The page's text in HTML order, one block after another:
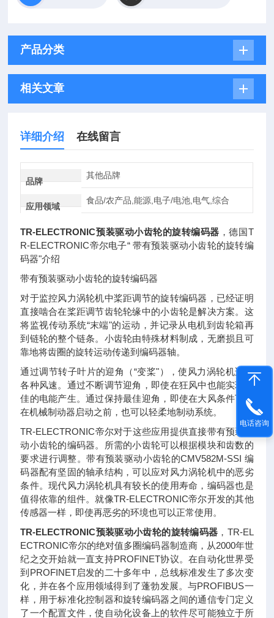
产品分类
相关文章
详细介绍 在线留言
品牌
其他品牌
应用领域
食品/农产品,能源,电子/电池,电气,综合
TR-ELECTRONIC预装驱动小齿轮的旋转编码器 ，德国T
R-ELECTRONIC帝尔电子“ 带有预装驱动小齿轮的旋转编
码器"介绍
带有预装驱动小齿轮的旋转编码器
对于监控风力涡轮机中桨距调节的旋转编码器，已经证明
直接啮合在桨距调节齿轮轮缘中的小齿轮是解决方案。这
将监视传动系统“末端"的运动，并记录从电机到齿轮箱再
到链轮的整个链条。小齿轮由特殊材料制成，无磨损且可
靠地将齿圈的旋转运动传递到编码器轴。
通过调节转子叶片的迎角（“变桨"），使风力涡轮机适应
各种风速。通过不断调节迎角，即使在狂风中也能实现最
佳的电能产生。通过保持最佳迎角，即使在大风条件下，
在机械制动器启动之前，也可以轻柔地制动系统。
TR-ELECTRONIC帝尔对于这些应用提供直接带有预装驱
动小齿轮的编码器。所需的小齿轮可以根据模块和齿数的
要求进行调整。带有预装驱动小齿轮的CMV582M-SSI 编
码器配有坚固的轴承结构，可以应对风力涡轮机中的恶劣
条件。现代风力涡轮机具有较长的使用寿命，编码器也是
值得依靠的组件。就像TR-ELECTRONIC帝尔开发的其他
传感器一样，即使再恶劣的环境也可以正常使用。
TR-ELECTRONIC预装驱动小齿轮的旋转编码器 ，TR-EL
ECTRONIC帝尔的绝对值多圈编码器制造商，从2000年世
纪之交开始就一直支持PROFINET协议。在自动化世界受
到PROFINET启发的二十多年中，总线标准发生了多次变
化，并在各个应用领域得到了蓬勃发展。与PROFIBUS一
样，用于标准化控制器和旋转编码器之间的通信专门定义
了一个配置文件，使自动化设备上的软件尽可能独立于所
电话咨询